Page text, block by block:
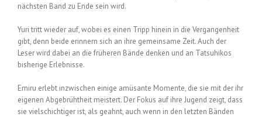
nächsten Band zu Ende sein wird.
Yuri tritt wieder auf, wobei es einen Tripp hinein in die Vergangenheit
gibt, denn beide erinnern sich an ihre gemeinsame Zeit. Auch der
Leser wird dabei an die früheren Bände denken und an Tatsuhikos
bisherige Erlebnisse.
Emiru erlebt inzwischen einige amüsante Momente, die sie mit der ihr
eigenen Abgebrühtheit meistert. Der Fokus auf ihre Jugend zeigt, dass
sie vielschichtiger ist, als geahnt, auch wenn in den letzten Bänden